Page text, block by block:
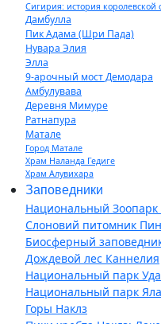
Сигирия: история королевской
Дамбулла
Пик Адама (Шри Пада)
Нувара Элия
Элла
9-арочный мост Демодара
Амбулувава
Деревня Мимуре
Ратнапура
Матале
Город Матале
Храм Наланда Гедиге
Храм Алувихара
Заповедники
Национальный
Слоновий питомник
Биосферный
Дождевой лес Каннелия
Национальный парк
Национальный парк Яла
Горы Наклз